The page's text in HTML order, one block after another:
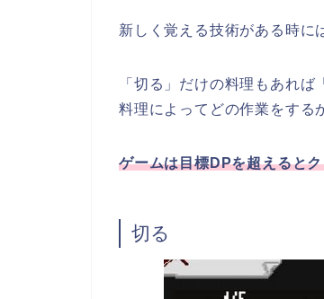
新しく覚える技術がある時に
「切る」だけの料理もあれ
料理によってどの作業をする
ゲームは目標DPを超えると
切る